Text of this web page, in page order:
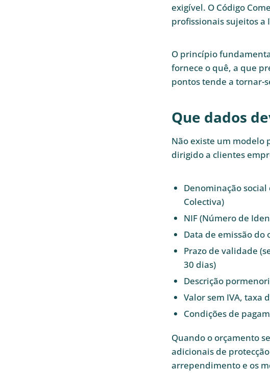
exigível. O Código
profissionais sujeitos a
O princípio
fornece o quê, a que
pontos tende a tornar-
Que dados
Não existe um modelo
dirigido a clientes
Denominação social
Colectiva)
NIF (Número de
Data de emissão do
Prazo de validade
30 dias)
Descrição
Valor sem IVA, taxa
Condições de
Quando o orçamento
adicionais de
arrependimento e os